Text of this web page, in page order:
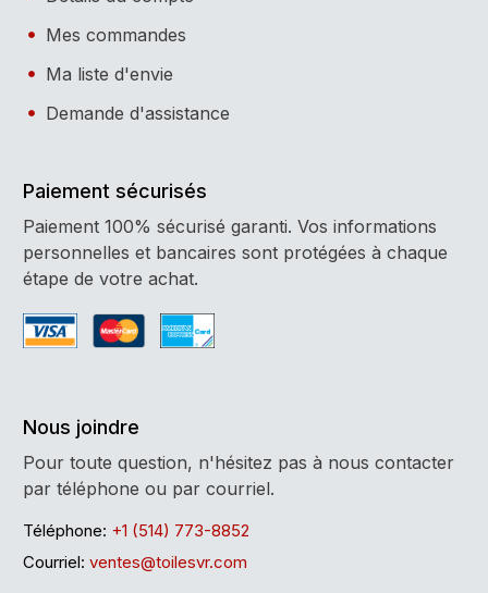
Mes commandes
Ma liste d'envie
Demande d'assistance
Paiement sécurisés
Paiement 100% sécurisé garanti. Vos informations
personnelles et bancaires sont protégées à chaque
étape de votre achat.
Nous joindre
Pour toute question, n'hésitez pas à nous contacter
par téléphone ou par courriel.
Téléphone: +1 (514) 773-8852
Courriel: ventes@toilesvr.com